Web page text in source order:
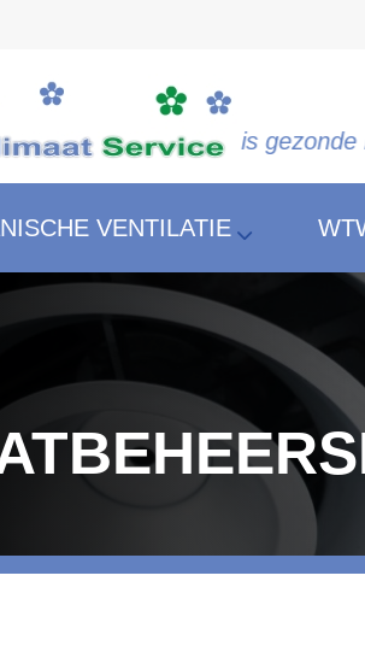
lucht is gezonde lucht!"
VENTILATIE